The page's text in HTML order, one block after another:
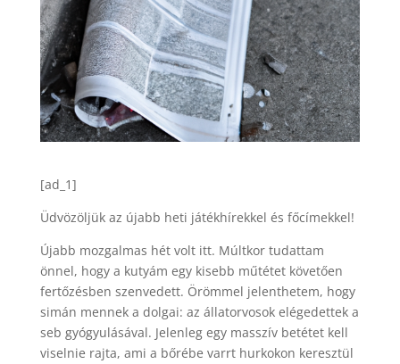
[ad_1]
Üdvözöljük az újabb heti játékhírekkel és főcímekkel!
Újabb mozgalmas hét volt itt. Múltkor tudattam
önnel, hogy a kutyám egy kisebb műtétet követően
fertőzésben szenvedett. Örömmel jelenthetem, hogy
simán mennek a dolgai: az állatorvosok elégedettek a
seb gyógyulásával. Jelenleg egy masszív betétet kell
viselnie rajta, ami a bőrébe varrt hurkokon keresztül